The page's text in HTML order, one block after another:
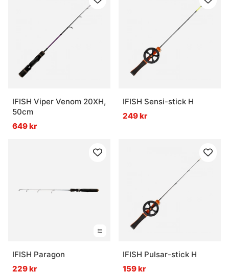
IFISH Viper Venom 20XH,
50cm
649 kr
IFISH Sensi-stick H
249 kr
IFISH Paragon
229 kr
IFISH Pulsar-stick H
159 kr